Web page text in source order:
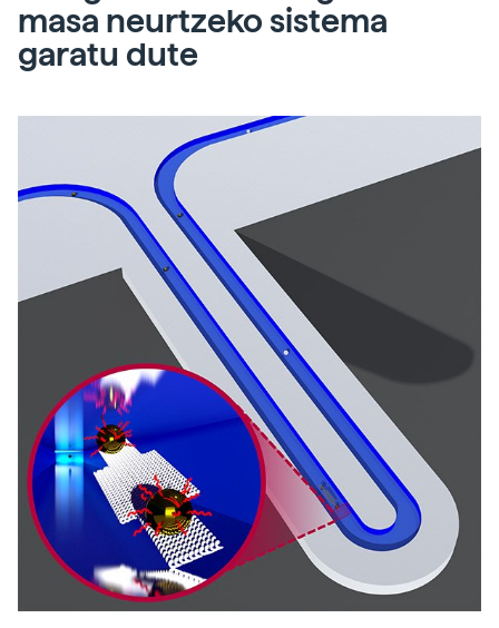
masa neurtzeko sistema
garatu dute